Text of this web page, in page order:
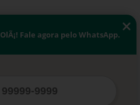
OlÃ¡! Fale agora pelo WhatsApp.